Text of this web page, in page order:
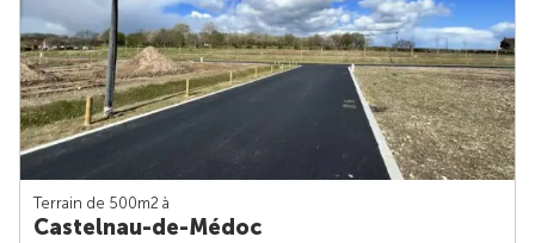
Terrain de 500m2 à
Castelnau-de-Médoc